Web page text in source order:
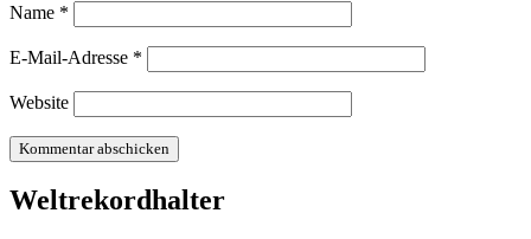
Name *
E-Mail-Adresse *
Website
Weltrekordhalter